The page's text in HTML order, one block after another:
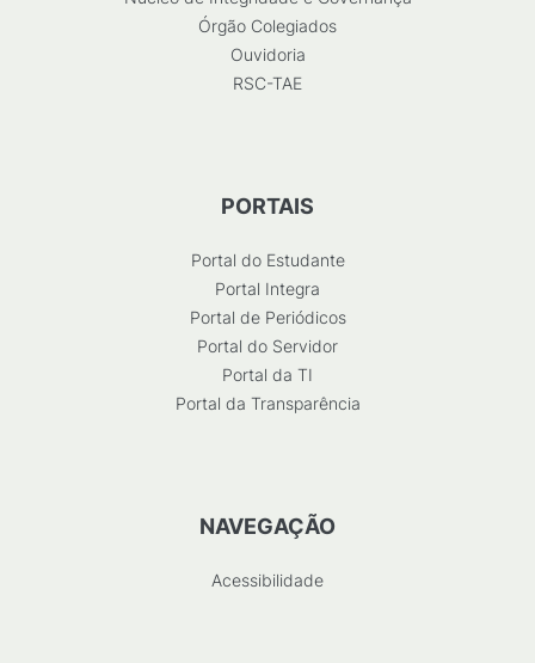
Órgão Colegiados
Ouvidoria
RSC-TAE
PORTAIS
Portal do Estudante
Portal Integra
Portal de Periódicos
Portal do Servidor
Portal da TI
Portal da Transparência
NAVEGAÇÃO
Acessibilidade